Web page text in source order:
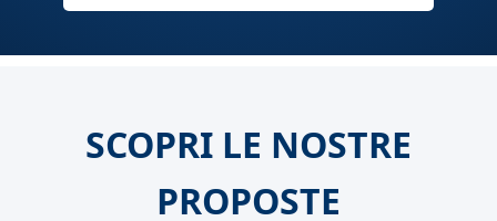
SCOPRI LE NOSTRE
PROPOSTE